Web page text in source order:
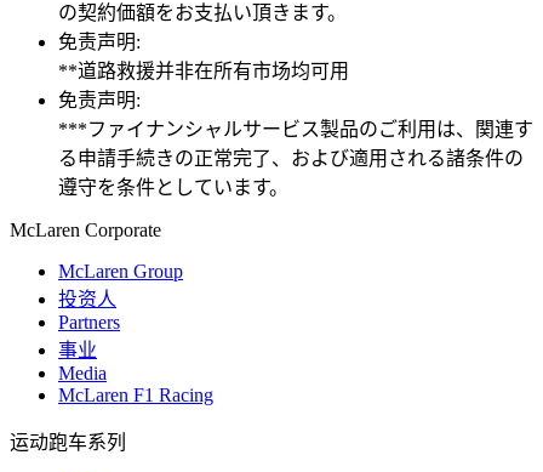
の契約価額をお支払い頂きます。
免责声明:
**道路救援并非在所有市场均可用
免责声明:
***ファイナンシャルサービス製品のご利用は、関連す
る申請手続きの正常完了、および適用される諸条件の
遵守を条件としています。
McLaren Corporate
McLaren Group
投资人
Partners
事业
Media
McLaren F1 Racing
运动跑车系列